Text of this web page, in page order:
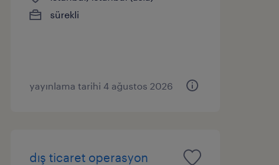
sürekli
yayınlama tarihi 4 ağustos 2026
dış ticaret operasyon